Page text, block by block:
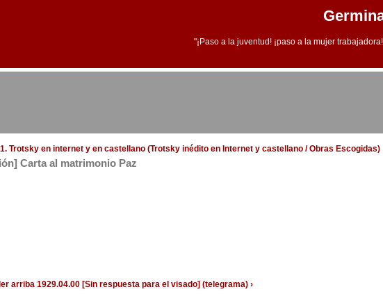
"¡Paso a la juventud! ¡paso a la mujer
Trotsky en internet y en castellano (Trotsky inédito en Internet y castellano / Obras Escogidas)
Carta al matrimonio Paz
arriba 1929.04.00 [Sin respuesta para el visado] (telegrama) ›